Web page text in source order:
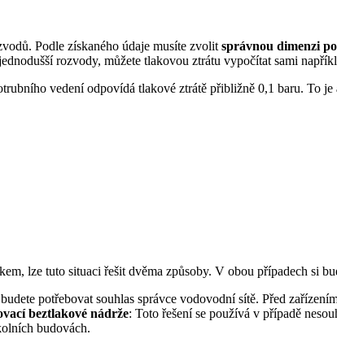
Podle získaného údaje musíte zvolit správnou dimenzi
rozvody, můžete tlakovou ztrátu vypočítat sami
vedení odpovídá tlakové ztrátě přibližně 0,1 baru. To
lze tuto situaci řešit dvěma způsoby. V obou případech si
potřebovat souhlas správce vodovodní sítě. Před
beztlakové nádrže: Toto řešení se používá v případě
budovách.